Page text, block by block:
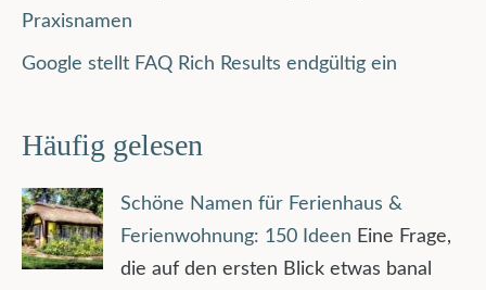
Praxisnamen
Google stellt FAQ Rich Results endgültig ein
Häufig gelesen
Schöne Namen für Ferienhaus &
Ferienwohnung: 150 Ideen Eine Frage,
die auf den ersten Blick etwas banal